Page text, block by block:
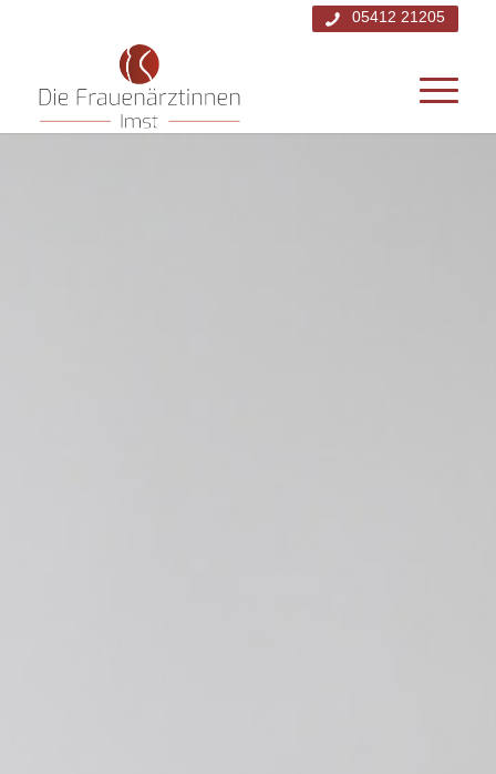
05412 21205